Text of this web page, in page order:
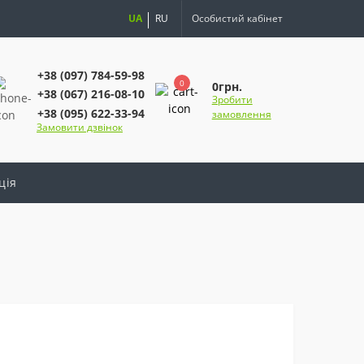
UA RU Особистий кабінет
+38 (097) 784-59-98
+38 (067) 216-08-10
+38 (095) 622-33-94
Замовити дзвінок
0 0грн.
Зробити
замовлення